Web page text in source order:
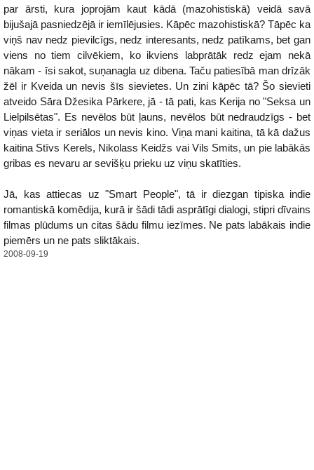
par ārsti, kura joprojām kaut kādā (mazohistiskā) veidā savā
bijušajā pasniedzējā ir iemīlējusies. Kāpēc mazohistiskā? Tāpēc ka
viņš nav nedz pievilcīgs, nedz interesants, nedz patīkams, bet gan
viens no tiem cilvēkiem, ko ikviens labprātāk redz ejam nekā
nākam - īsi sakot, suņanagla uz dibena. Taču patiesībā man drīzāk
žēl ir Kveida un nevis šīs sievietes. Un zini kāpēc tā? Šo sievieti
atveido Sāra Džesika Pārkere, jā - tā pati, kas Kerija no "Seksa un
Lielpilsētas". Es nevēlos būt ļauns, nevēlos būt nedraudzīgs - bet
viņas vieta ir seriālos un nevis kino. Viņa mani kaitina, tā kā dažus
kaitina Stīvs Kerels, Nikolass Keidžs vai Vils Smits, un pie labākās
gribas es nevaru ar sevišķu prieku uz viņu skatīties.
Jā, kas attiecas uz "Smart People", tā ir diezgan tipiska indie
romantiskā komēdija, kurā ir šādi tādi asprātīgi dialogi, stipri dīvains
filmas plūdums un citas šādu filmu iezīmes. Ne pats labākais indie
piemērs un ne pats sliktākais.
2008-09-19